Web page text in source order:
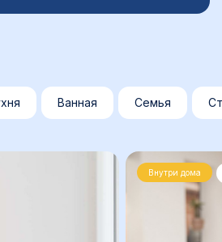
Ванная Семья
Внутри дома